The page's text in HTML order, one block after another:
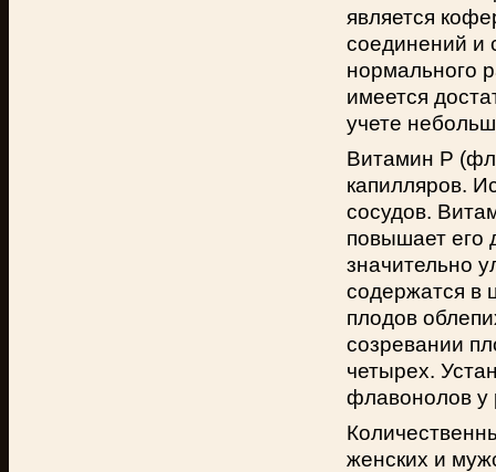
является
соединений и
нормального
имеется
учете
Витамин Р
капилляров.
сосудов.
повышает его
значительно
содержатся в
плодов
созревании
четырех.
флавонолов у
женских и